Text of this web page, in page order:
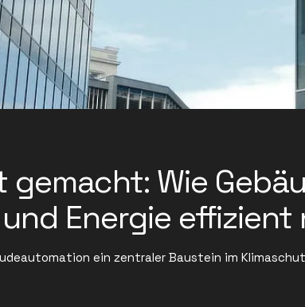
Wie
Energie
ein zentraler Baustein im